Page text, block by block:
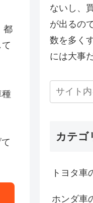
都
種
ないし、
が出るの
数を多く
には大事
カテゴ
トヨタ車
ホンダ車